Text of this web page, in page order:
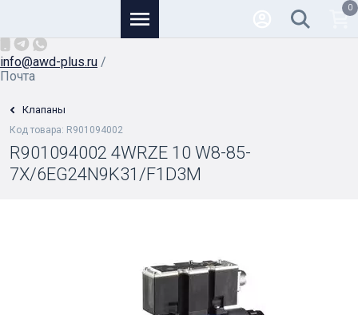
info@awd-plus.ru /
Почта
0
Клапаны
Код товара: R901094002
R901094002 4WRZE 10 W8-85-
7X/6EG24N9K31/F1D3M